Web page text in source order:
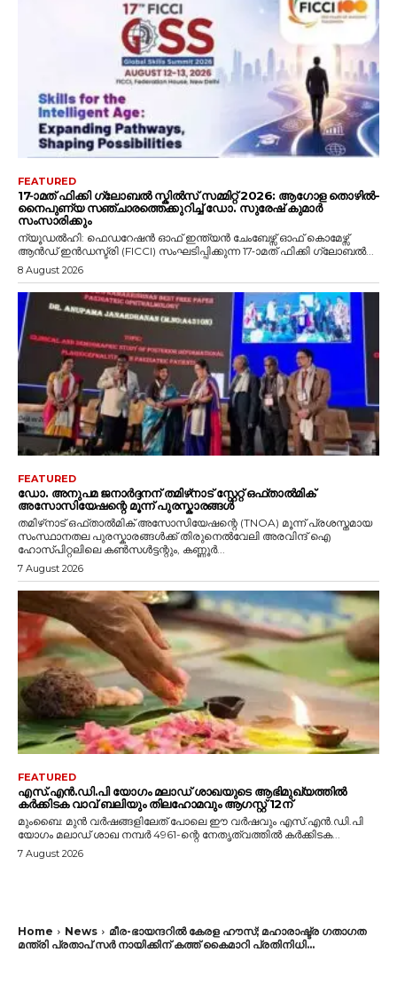
FEATURED
17-ാമത് ഫിക്കി ഗ്ലോബൽ സ്കിൽസ് സമ്മിറ്റ് 2026: ആഗോള തൊഴിൽ-
നൈപുണ്യ സഞ്ചാരത്തെക്കുറിച്ച് ഡോ. സുരേഷ് കുമാർ
സംസാരിക്കും
ന്യൂഡൽഹി: ഫെഡറേഷൻ ഓഫ് ഇന്ത്യൻ ചേംബേഴ്സ് ഓഫ് കൊമേഴ്സ്
ആൻഡ് ഇൻഡസ്ട്രി (FICCI) സംഘടിപ്പിക്കുന്ന 17-ാമത് ഫിക്കി ഗ്ലോബൽ...
8 August 2026
FEATURED
ഡോ. അനുപമ ജനാർദ്ദനന് തമിഴ്‌നാട് സ്റ്റേറ്റ് ഒഫ്താൽമിക്
അസോസിയേഷന്റെ മൂന്ന് പുരസ്കാരങ്ങൾ
തമിഴ്‌നാട് ഒഫ്താൽമിക് അസോസിയേഷന്റെ (TNOA) മൂന്ന് പ്രശസ്തമായ
സംസ്ഥാനതല പുരസ്കാരങ്ങൾക്ക് തിരുനെൽവേലി അരവിന്ദ് ഐ
ഹോസ്പിറ്റലിലെ കൺസൾട്ടന്റും, കണ്ണൂർ...
7 August 2026
FEATURED
എസ്.എൻ.ഡി.പി യോഗം മലാഡ് ശാഖയുടെ ആഭിമുഖ്യത്തിൽ
കർക്കിടക വാവ് ബലിയും തിലഹോമവും ആഗസ്റ്റ് 12ന്
മുംബൈ: മുൻ വർഷങ്ങളിലേത് പോലെ ഈ വർഷവും എസ്.എൻ.ഡി.പി
യോഗം മലാഡ് ശാഖ നമ്പർ 4961-ന്റെ നേതൃത്വത്തിൽ കർക്കിടക...
7 August 2026